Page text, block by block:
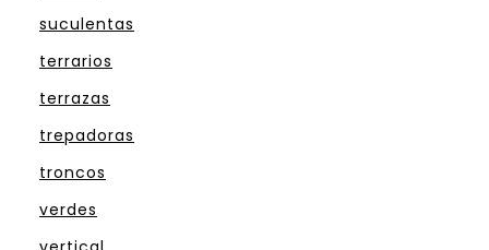
suculentas
terrarios
terrazas
trepadoras
troncos
verdes